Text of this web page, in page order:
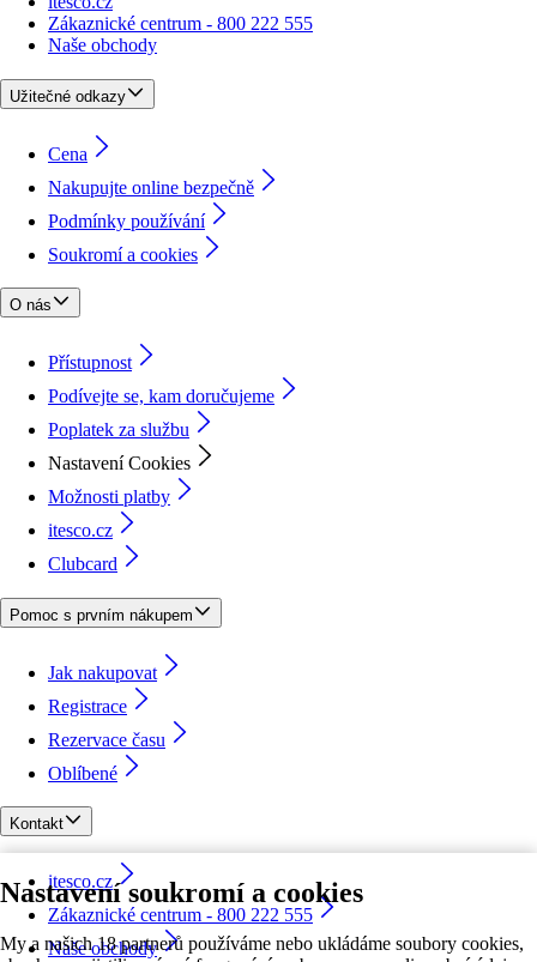
Nastavení soukromí a cookies
My a našich 18 partnerů používáme nebo ukládáme soubory cookies,
Zákaznické centrum - 800 222 555
Naše obchody
Užitečné odkazy
Cena
Nakupujte online bezpečně
Podmínky používání
Soukromí a cookies
O nás
Přístupnost
Podívejte se, kam doručujeme
Poplatek za službu
Nastavení Cookies
Možnosti platby
itesco.cz
Clubcard
Pomoc s prvním nákupem
Jak nakupovat
Registrace
Rezervace času
Oblíbené
Kontakt
itesco.cz
Zákaznické centrum - 800 222 555
Naše obchody